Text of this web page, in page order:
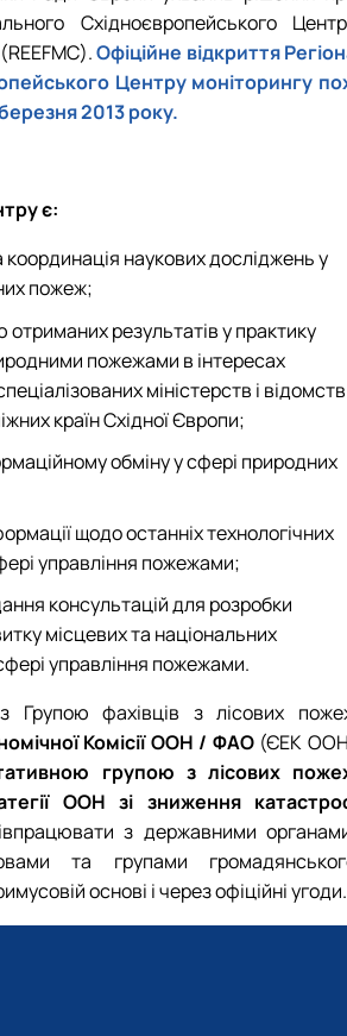
Пожежна ситуація в Україні за даними ЗМІ
Прес-релізи
в ЗМІ
Східноєвропейського
Офіційне відкриття
Центру моніторингу
2013 року.
є:
наукових досліджень у
пожеж;
результатів у практику
пожежами в інтересах
міністерств і відомств
країн Східної Європи;
обміну у сфері природних
щодо останніх технологічних
управління пожежами;
консультацій для розробки
місцевих та національних
управління пожежами.
Групою фахівців з лісових
Комісії ООН / ФАО(ЄЕК
групою з лісових
ООН зі зниження
з державними
та групами
основі і через офіційні угоди.